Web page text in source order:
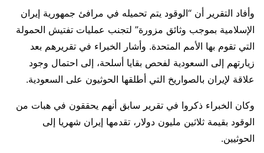
وأفاد التقرير أن “الوقود يتم تحميله في مرافئ جمهورية إيران
الإسلامية بموجب وثائق مزورة” لتجنب عمليات تفتيش الحمولة
التي تقوم بها الأمم المتحدة. وأشار الخبراء في تقريرهم بعد
زيارتهم إلى السعودية لفحص بقايا أسلحة، إلى احتمال وجود
علاقة لإيران بالصواريخ التي أطلقها الحوثيون على السعودية.
وكان الخبراء ذكروا في تقرير سابق أنهم يحققون في هبات من
الوقود بقيمة ثلاثين مليون دولار، تقدمها إيران شهريا إلى
الحوثيين.